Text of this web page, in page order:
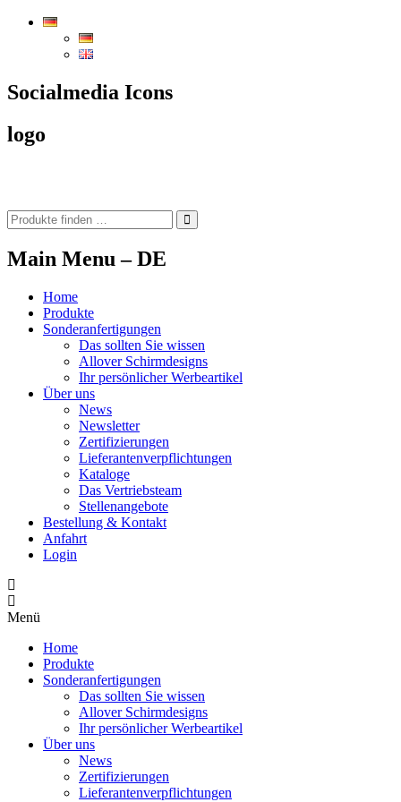
Zum
Socialmedia Icons
logo
Main Menu – DE
Home
Produkte
Sonderanfertigungen
Das sollten Sie wissen
Allover Schirmdesigns
Ihr persönlicher Werbeartikel
Über uns
News
Newsletter
Zertifizierungen
Lieferantenverpflichtungen
Kataloge
Das Vertriebsteam
Stellenangebote
Bestellung & Kontakt
Anfahrt
Login
Menü
Home
Produkte
Sonderanfertigungen
Das sollten Sie wissen
Allover Schirmdesigns
Ihr persönlicher Werbeartikel
Über uns
News
Zertifizierungen
Lieferantenverpflichtungen